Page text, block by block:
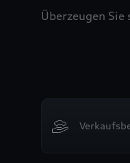
Überzeugen